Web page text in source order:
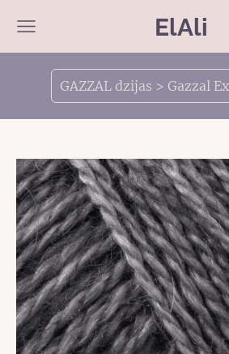
ElAli
GAZZAL dzijas > Gazzal